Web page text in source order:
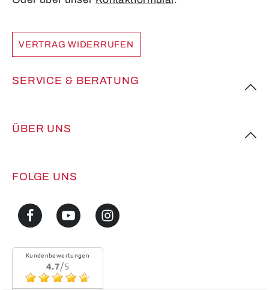
VERTRAG WIDERRUFEN
SERVICE & BERATUNG
ÜBER UNS
FOLGE UNS
Kundenbewertungen
4.7/5